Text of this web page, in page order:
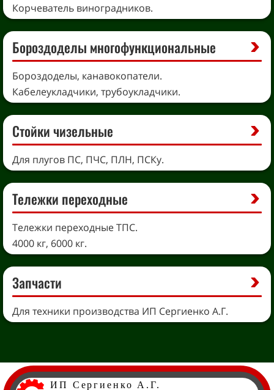
Корчеватель виноградников.
Бороздоделы многофункциональные
Бороздоделы, канавокопатели.
Кабелеукладчики, трубоукладчики.
Стойки чизельные
Для плугов ПС, ПЧС, ПЛН, ПСКу.
Тележки переходные
Тележки переходные ТПС.
4000 кг, 6000 кг.
Запчасти
Для техники производства ИП Сергиенко А.Г.
ИП Сергиенко А.Г.